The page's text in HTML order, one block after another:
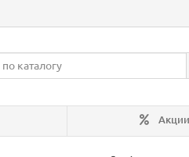
Акции